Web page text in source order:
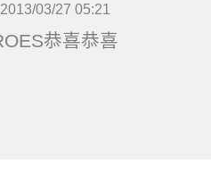
2013/03/27 05:21